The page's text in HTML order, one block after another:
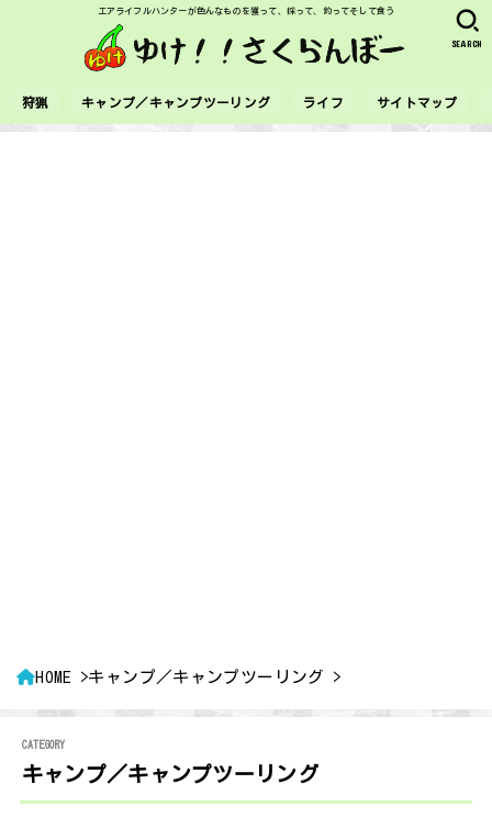
エアライフルハンターが色んなものを獲って、採って、釣ってそして食う
狩猟 キャンプ／キャンプツーリング ライフ サイトマップ
SEARCH
HOME キャンプ／キャンプツーリング
キャンプ／キャンプツーリング